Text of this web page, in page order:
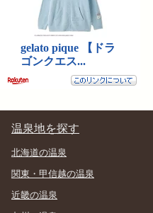
温泉地を探す
北海道の温泉
関東・甲信越の温泉
近畿の温泉